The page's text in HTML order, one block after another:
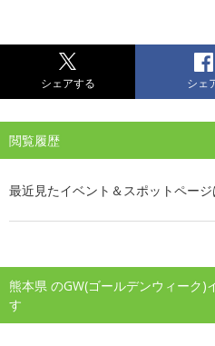
シェアする シェ
閲覧履歴
最近見たイベント＆スポットページ
熊本県 のGW(ゴールデンウィーク)
す